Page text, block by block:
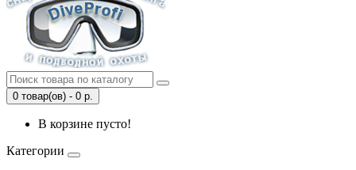
0 товар(ов) - 0 р.
В корзине пусто!
Категории